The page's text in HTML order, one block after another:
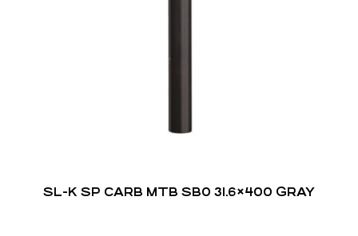
SL-K SP CARB MTB SB0 31.6×400 GRAY